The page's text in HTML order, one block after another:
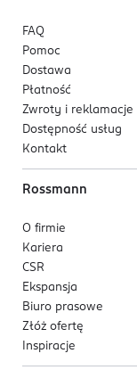
FAQ
Pomoc
Dostawa
Płatność
Zwroty i reklamacje
Dostępność usług
Kontakt
Rossmann
O firmie
Kariera
CSR
Ekspansja
Biuro prasowe
Złóż ofertę
Inspiracje